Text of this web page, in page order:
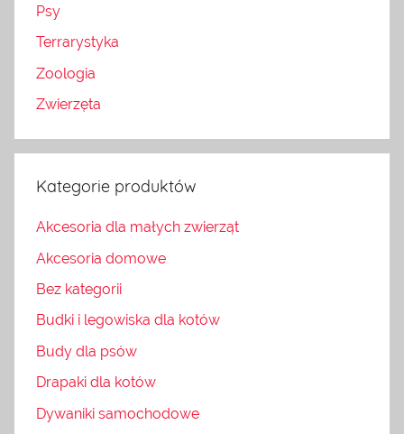
Psy
Terrarystyka
Zoologia
Zwierzęta
Kategorie produktów
Akcesoria dla małych zwierząt
Akcesoria domowe
Bez kategorii
Budki i legowiska dla kotów
Budy dla psów
Drapaki dla kotów
Dywaniki samochodowe